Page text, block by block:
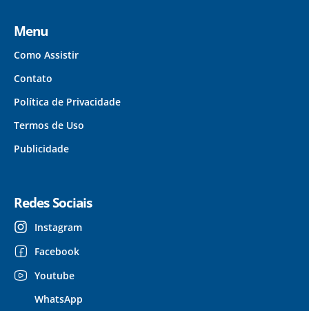
Menu
Como Assistir
Contato
Política de Privacidade
Termos de Uso
Publicidade
Redes Sociais
Instagram
Facebook
Youtube
WhatsApp